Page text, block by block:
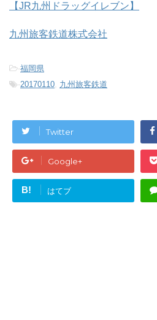
【JR九州ドラッグイレブン】
九州旅客鉄道株式会社
-福岡県
-20170110, 九州旅客鉄道
Twitter
Google+
B! はてブ